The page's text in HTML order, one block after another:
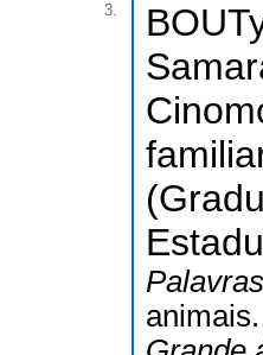
3.
animais.